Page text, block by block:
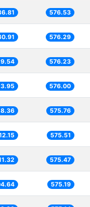
576.53
576.29
576.23
576.00
575.76
575.51
575.47
575.19